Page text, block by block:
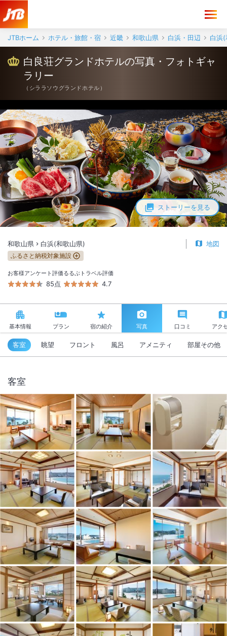
JTBホーム ホテル・旅館・宿 近畿 和歌山県 白浜・田辺 白浜
ストーリーを見る
白良荘グランドホテルの写真・フォトギャ
ラリー
（ シララソウグランドホテル ）
和歌山県 白浜(和歌山県) 地図
ふるさと納税対象施設
お客様アンケート評価
85点
るるぶトラベル評価
4.7
基本情報 プラン 宿の紹介 写真 口コミ アク
1 /10
外観
お部屋からその美しい白砂の名勝「白良浜」と碧い海が眺められ、紀州
でとれた海の幸を心のこもった会席料理とサービスで提供いたします。
総客室数110室
INチェックイン
15:00/ OUT チェックアウト
10:00
大浴場あり
露天風呂あり
温泉
駐車場あり
客室 眺望 フロント 風呂 アメニティ 部屋その他
客室